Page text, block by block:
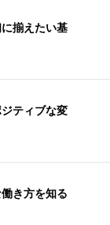
揃えたい基
ジティブな変
き方を知る